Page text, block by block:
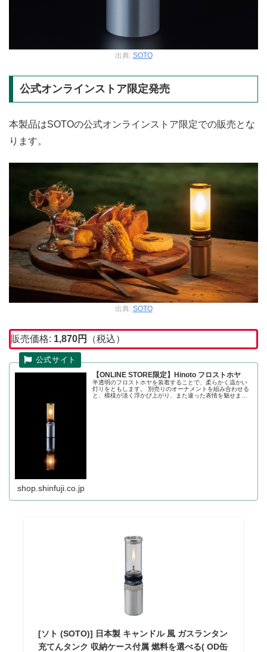
出典: SOTO
公式オンラインストア限定発売
本製品はSOTOの公式オンラインストア限定での販売とな
ります。
出典: SOTO
販売価格: 1,870円 （税込）
【ONLINE STORE限定】Hinoto フロストホヤ
半透明のフロストホヤを装着することで、柔らかく温かい
灯りをともします。 別売りのオーナメントを組み合わせる
と、模様が淡く浮かび上がり、また違った表情を魅せま
shop.shinfuji.co.jp
[ソト (SOTO)] 日本製 キャンドル 風 ガスランタン
充てんタンク 収納ケース付属 燃料を選べる( OD缶